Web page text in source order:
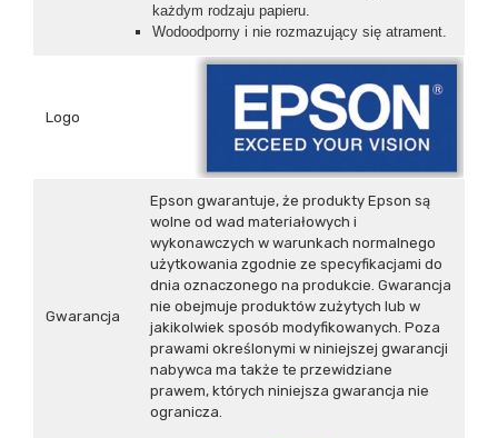
każdym rodzaju papieru.
Wodoodporny i nie rozmazujący się atrament.
Logo
Gwarancja
Epson gwarantuje, że produkty Epson są
wolne od wad materiałowych i
wykonawczych w warunkach normalnego
użytkowania zgodnie ze specyfikacjami do
dnia oznaczonego na produkcie. Gwarancja
nie obejmuje produktów zużytych lub w
jakikolwiek sposób modyfikowanych. Poza
prawami określonymi w niniejszej gwarancji
nabywca ma także te przewidziane
prawem, których niniejsza gwarancja nie
ogranicza.